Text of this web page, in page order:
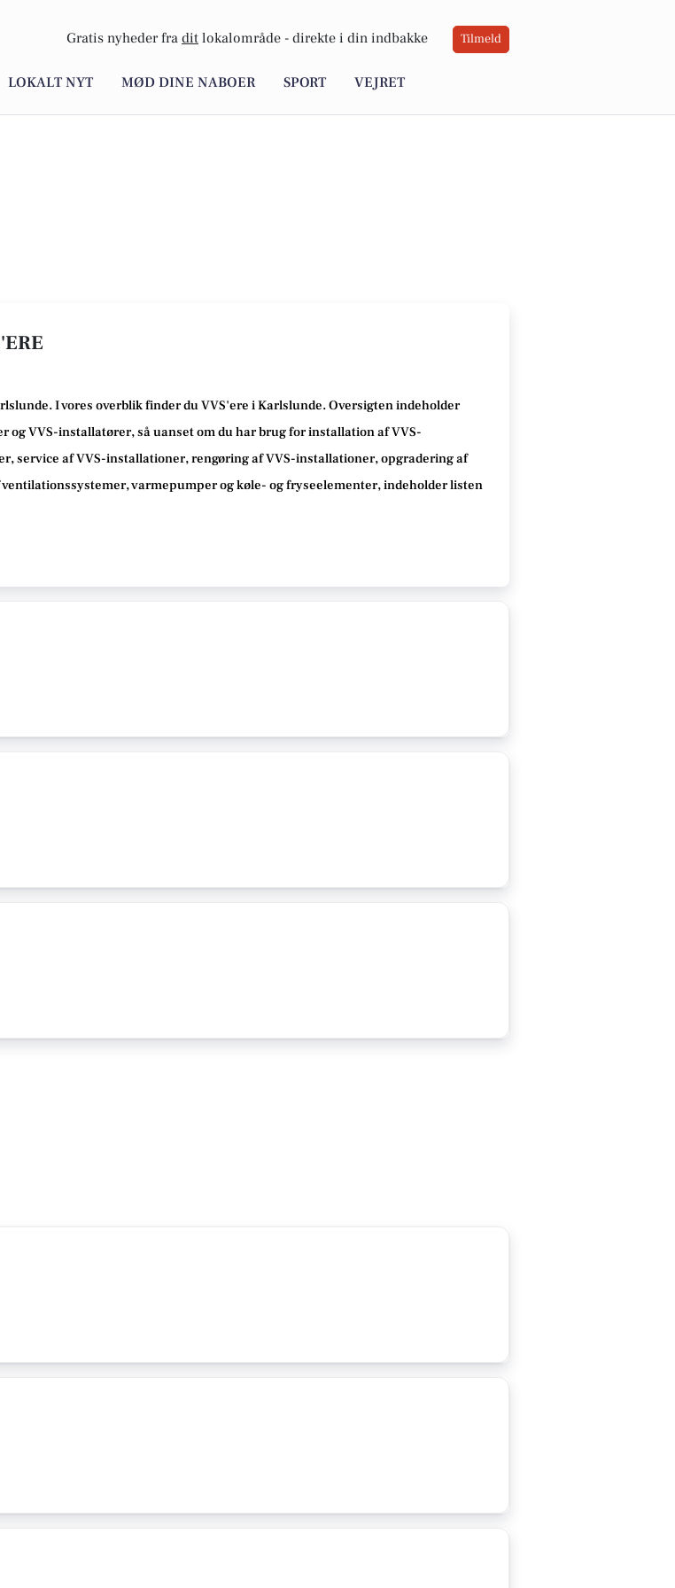
Gratis nyheder fra dit lokalområde - direkte i din indbakke Tilmeld
LOKALT NYT MØD DINE NABOER SPORT VEJRET
I vores overblik finder du VVS'ere i Karlslunde. Oversigten indeholder
VVS-installatører, så uanset om du har brug for installation af VVS-
service af VVS-installationer, rengøring af VVS-installationer, opgradering af
varmepumper og køle- og fryseelementer, indeholder listen